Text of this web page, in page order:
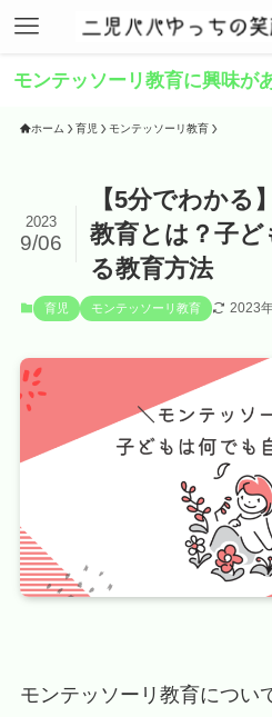
モンテッソーリ教育に興味が
ホーム 育児 モンテッソーリ教育
【5分でわかる
教育とは？子
る教育方法
2023
9/06
育児 モンテッソーリ教育 2023
モンテッソーリ教育につい